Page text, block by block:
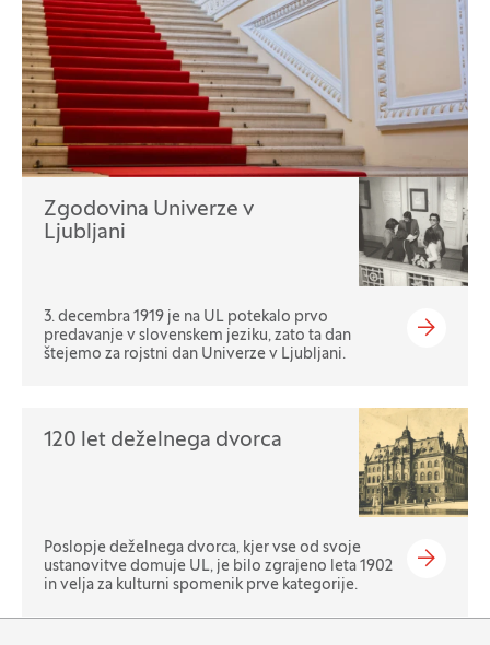
Izpostavljeno
Zgodovina Univerze v
Ljubljani
3. decembra 1919 je na UL potekalo prvo
predavanje v slovenskem jeziku, zato ta dan
štejemo za rojstni dan Univerze v Ljubljani.
120 let deželnega dvorca
Poslopje deželnega dvorca, kjer vse od svoje
ustanovitve domuje UL, je bilo zgrajeno leta 1902
in velja za kulturni spomenik prve kategorije.